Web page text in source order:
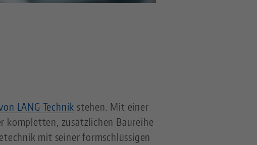
LANG Technik stehen. Mit einer
kompletten, zusätzlichen Baureihe
mit seiner formschlüssigen